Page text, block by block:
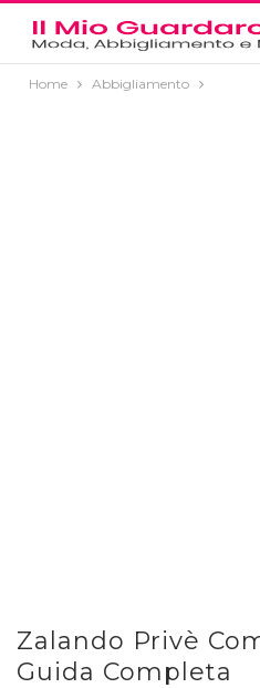
Home Abbigliamento
Zalando Privè
Guida Completa